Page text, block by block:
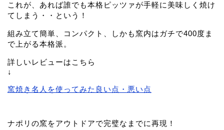
これが、あれば誰でも本格ピッツァが手軽に美味しく焼け
てしまう・・という！
組み立て簡単、コンパクト、しかも窯内はガチで400度ま
で上がる本格派。
詳しいレビューはこちら
↓
窯焼き名人を使ってみた良い点・悪い点
ナポリの窯をアウトドアで完璧なまでに再現！